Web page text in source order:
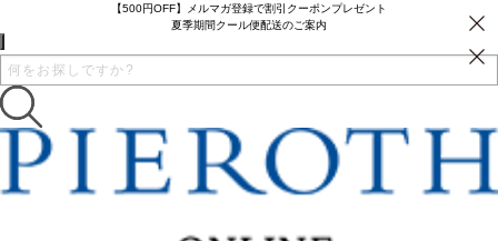
【500円OFF】メルマガ登録で割引クーポンプレゼント
夏季期間クール便配送のご案内